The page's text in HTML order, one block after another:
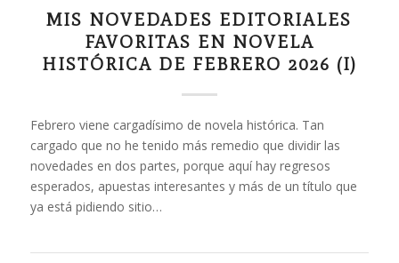
MIS NOVEDADES EDITORIALES
FAVORITAS EN NOVELA
HISTÓRICA DE FEBRERO 2026 (I)
Febrero viene cargadísimo de novela histórica. Tan
cargado que no he tenido más remedio que dividir las
novedades en dos partes, porque aquí hay regresos
esperados, apuestas interesantes y más de un título que
ya está pidiendo sitio…